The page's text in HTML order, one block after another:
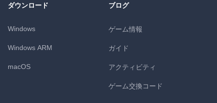
ダウンロード
Windows
Windows ARM
macOS
ブログ
ゲーム情報
ガイド
アクティビティ
ゲーム交換コード